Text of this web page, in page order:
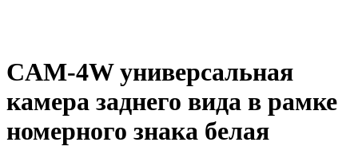
CAM-4W универсальная
камера заднего вида в рамке
номерного знака белая